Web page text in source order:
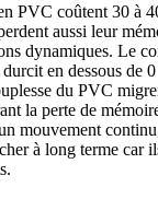
PVC coûtent 30 à
aussi leur
dynamiques. Le
en dessous de
du PVC
la perte de
mouvement
à long terme car